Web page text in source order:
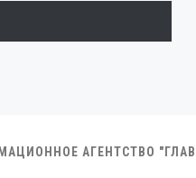
АГЕНТСТВО